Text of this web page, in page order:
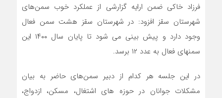
فرزاد خاکی ضمن ارایه گزارشی از عملکرد خوب سمن‌های
شهرستان سقز افزود: در شهرستان سقز هشت سمن فعال
وجود دارد و پیش بینی می شود تا پایان سال ۱۴۰۰ این
سمنهای فعال به عدد ۱۲ برسد.
در این جلسه هر کدام از دبیر سمن‌های حاضر به بیان
مشکلات جوانان در حوزه های اشتغال، مسکن، ازدواج،